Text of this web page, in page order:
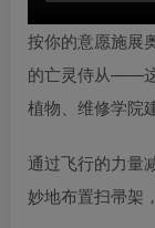
按你的意愿施展
的亡灵侍从——
植物、维修学院
通过飞行的力量
妙地布置扫帚架